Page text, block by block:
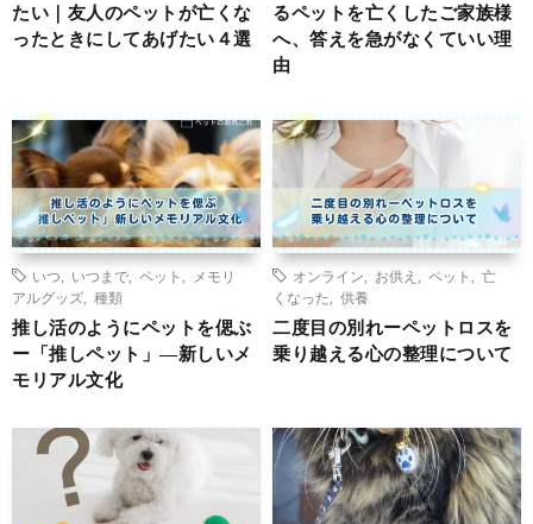
たい｜友人のペットが亡くな
ったときにしてあげたい４選
るペットを亡くしたご家族様
へ、答えを急がなくていい理
由
いつ いつまで ペット
メモリ
アルグッズ
種類
推し活のようにペットを偲ぶ
ー「推しペット」―新しいメ
モリアル文化
オンライン お供え ペット
亡
くなった
供養
二度目の別れーペットロスを
乗り越える心の整理について